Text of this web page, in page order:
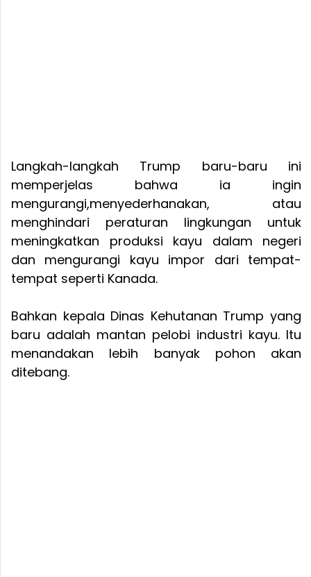
Langkah-langkah Trump baru-baru ini
memperjelas bahwa ia ingin
mengurangi,menyederhanakan, atau
menghindari peraturan lingkungan untuk
meningkatkan produksi kayu dalam negeri
dan mengurangi kayu impor dari tempat-
tempat seperti Kanada.
Bahkan kepala Dinas Kehutanan Trump yang
baru adalah mantan pelobi industri kayu. Itu
menandakan lebih banyak pohon akan
ditebang.